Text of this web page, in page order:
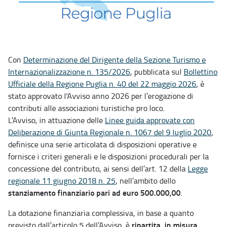
Con Determinazione del Dirigente della Sezione Turismo e
Internazionalizzazione n. 135/2026, pubblicata sul Bollettino
Ufficiale della Regione Puglia n. 40 del 22 maggio 2026, è
stato approvato l'Avviso anno 2026 per l’erogazione di
contributi alle associazioni turistiche pro loco.
L’Avviso, in attuazione delle Linee guida approvate con
Deliberazione di Giunta Regionale n. 1067 del 9 luglio 2020,
definisce una serie articolata di disposizioni operative e
fornisce i criteri generali e le disposizioni procedurali per la
concessione del contributo, ai sensi dell’art. 12 della Legge
regionale 11 giugno 2018 n. 25, nell’ambito dello
stanziamento finanziario pari ad euro 500.000,00.
La dotazione finanziaria complessiva, in base a quanto